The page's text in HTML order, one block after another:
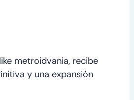
metroidvania, recibe
y una expansión